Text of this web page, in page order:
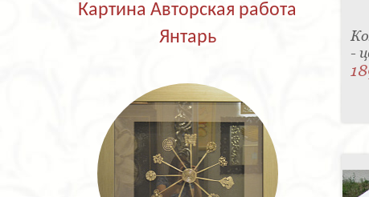
Картина Авторская работа
Янтарь
-